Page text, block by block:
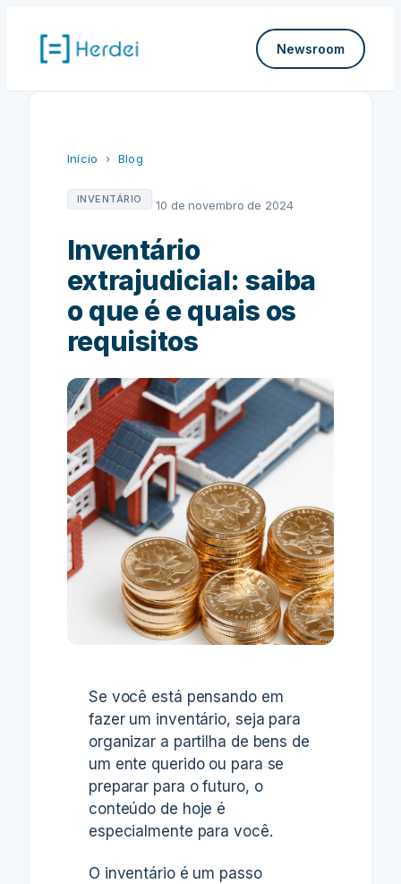
Newsroom
Início › Blog
INVENTÁRIO 10 de novembro de 2024
Inventário
extrajudicial: saiba
o que é e quais os
requisitos
Se você está pensando em
fazer um inventário, seja para
organizar a partilha de bens de
um ente querido ou para se
preparar para o futuro, o
conteúdo de hoje é
especialmente para você.
O inventário é um passo